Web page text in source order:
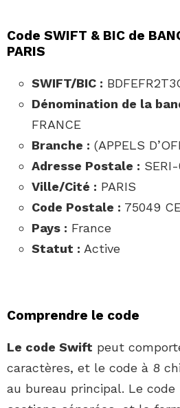
Code SWIFT & BIC de
PARIS
SWIFT/BIC :
Dénomination de la
FRANCE
Branche : (APPELS
Adresse Postale :
Ville/Cité : PARIS
Code Postale : 75049
Pays : France
Statut : Active
Comprendre le code
Le code Swift peut
caractères, et le code à 8
au bureau principal. Le code